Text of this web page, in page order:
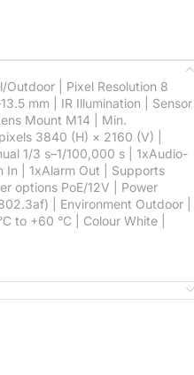
| Pixel Resolution 8
mm | IR Illumination | Sensor
Mount M14 | Min.
3840 (H) × 2160 (V) |
1/3 s–1/100,000 s | 1xAudio-
In | 1xAlarm Out | Supports
options PoE/12V | Power
| Environment Outdoor |
to +60 °C | Colour White |